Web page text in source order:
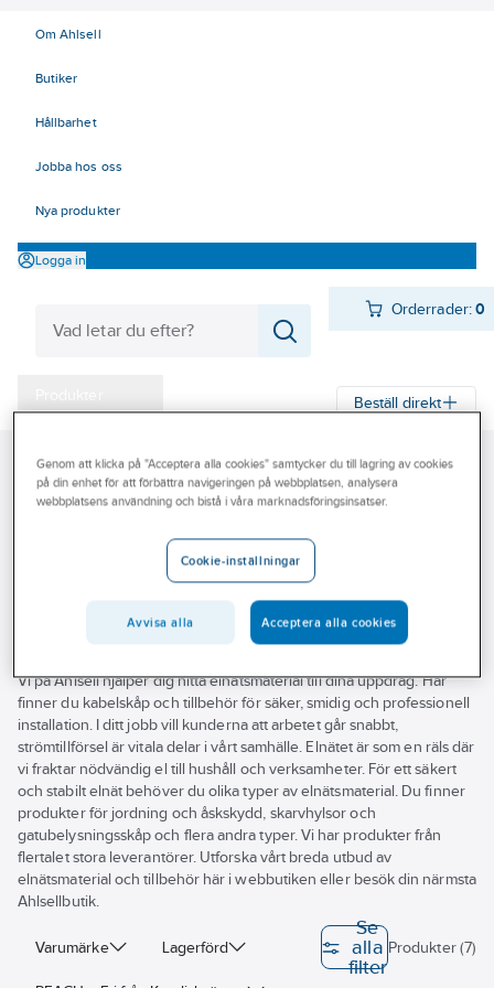
Om Ahlsell
Butiker
Hållbarhet
Jobba hos oss
Nya produkter
Logga in
Orderrader:0
Kampanjer
Outlet
Vårt erbjudande
Aktuellt
Beställ direkt
Ahlsell Produkter El
Elnätsmateriel 06-09
06 Åskskydd och potentialutjämning
Jordtag
Vi på Ahlsell hjälper dig hitta elnätsmaterial till dina uppdrag. Här
finner du kabelskåp och tillbehör för säker, smidig och professionell
installation. I ditt jobb vill kunderna att arbetet går snabbt,
strömtillförsel är vitala delar i vårt samhälle. Elnätet är som en räls där
vi fraktar nödvändig el till hushåll och verksamheter. För ett säkert
och stabilt elnät behöver du olika typer av elnätsmaterial. Du finner
produkter för jordning och åskskydd, skarvhylsor och
gatubelysningsskåp och flera andra typer. Vi har produkter från
flertalet stora leverantörer. Utforska vårt breda utbud av
elnätsmaterial och tillbehör här i webbutiken eller besök din närmsta
Ahlsellbutik.
Varumärke Lagerförd
Se
alla
filter
Produkter (7)
Genom att klicka på "Acceptera alla cookies" samtycker du till lagring av cookies
på din enhet för att förbättra navigeringen på webbplatsen, analysera
webbplatsens användning och bistå i våra marknadsföringsinsatser.
Cookie-inställningar
Avvisa alla Acceptera alla cookies